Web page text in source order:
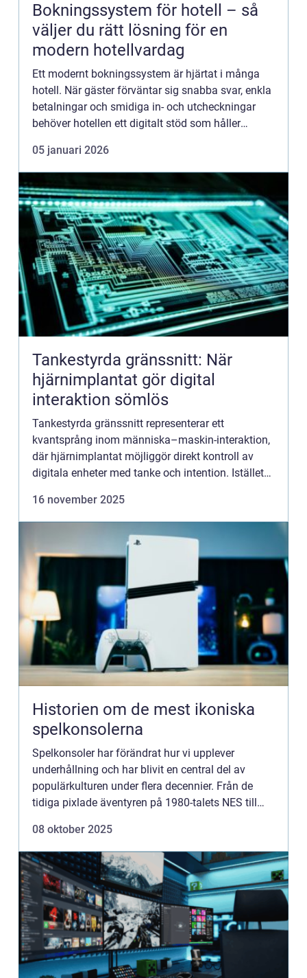
Bokningssystem för hotell – så
väljer du rätt lösning för en
modern hotellvardag
Ett modernt bokningssystem är hjärtat i många
hotell. När gäster förväntar sig snabba svar, enkla
betalningar och smidiga in- och utcheckningar
behöver hotellen ett digitalt stöd som håller
05 januari 2026
Tankestyrda gränssnitt: När
hjärnimplantat gör digital
interaktion sömlös
Tankestyrda gränssnitt representerar ett
kvantsprång inom människa–maskin-interaktion,
där hjärnimplantat möjliggör direkt kontroll av
digitala enheter med tanke och intention. Istället
16 november 2025
Historien om de mest ikoniska
spelkonsolerna
Spelkonsoler har förändrat hur vi upplever
underhållning och har blivit en central del av
populärkulturen under flera decennier. Från de
tidiga pixlade äventyren på 1980-talets NES till
08 oktober 2025